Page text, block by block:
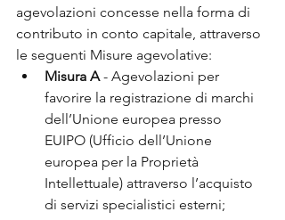
agevolazioni concesse nella forma di
contributo in conto capitale, attraverso
le seguenti Misure agevolative:
Misura A - Agevolazioni per
favorire la registrazione di marchi
dell’Unione europea presso
EUIPO (Ufficio dell’Unione
europea per la Proprietà
Intellettuale) attraverso l’acquisto
di servizi specialistici esterni;